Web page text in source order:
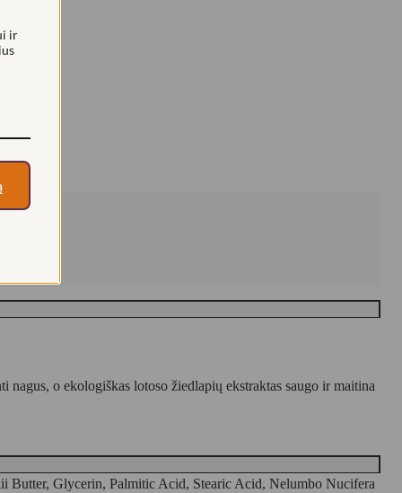
nagus, o ekologiškas lotoso žiedlapių ekstraktas saugo ir maitina
Butter, Glycerin, Palmitic Acid, Stearic Acid, Nelumbo Nucifera
ir